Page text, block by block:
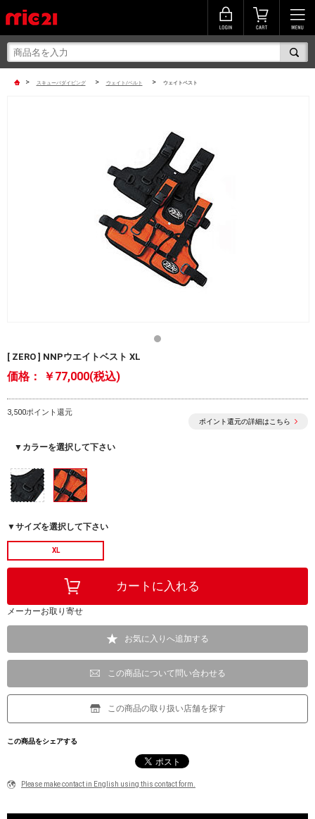
> スキューバダイビング > ウェイト/ベルト > ウェイトベスト
[ ZERO ] NNPウエイトベスト XL
価格： ￥77,000(税込)
3,500ポイント還元
ポイント還元の詳細はこちら
▼カラーを選択して下さい
▼サイズを選択して下さい
XL
メーカーお取り寄せ
お気に入りへ追加する
この商品について問い合わせる
この商品の取り扱い店舗を探す
この商品をシェアする
Please make contact in English using this contact form.